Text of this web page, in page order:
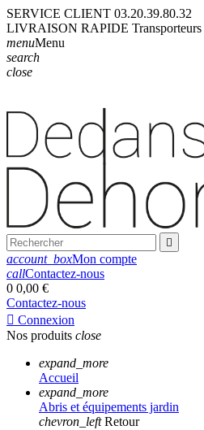
SERVICE CLIENT 03.20.39.80.32
LIVRAISON RAPIDE Transporteurs
menuMenu
search
close

account_boxMon compte
callContactez-nous
0 0,00 €
Contactez-nous
 Connexion
Nos produits close
expand_more
Accueil
expand_more
Abris et équipements jardin
chevron_left Retour